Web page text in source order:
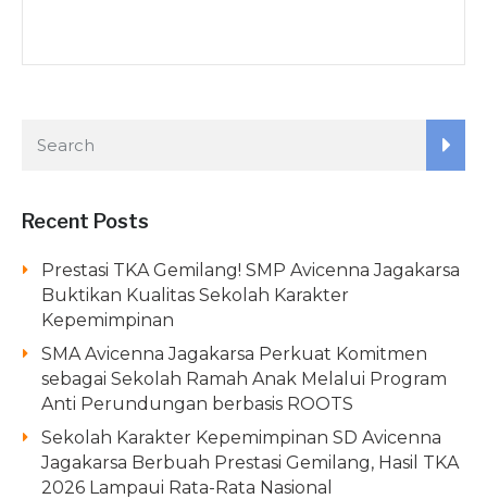
Recent Posts
Prestasi TKA Gemilang! SMP Avicenna Jagakarsa
Buktikan Kualitas Sekolah Karakter
Kepemimpinan
SMA Avicenna Jagakarsa Perkuat Komitmen
sebagai Sekolah Ramah Anak Melalui Program
Anti Perundungan berbasis ROOTS
Sekolah Karakter Kepemimpinan SD Avicenna
Jagakarsa Berbuah Prestasi Gemilang, Hasil TKA
2026 Lampaui Rata-Rata Nasional